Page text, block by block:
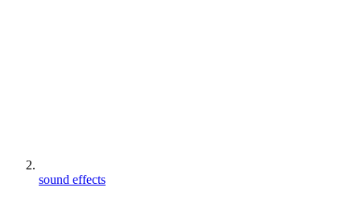
sound effects